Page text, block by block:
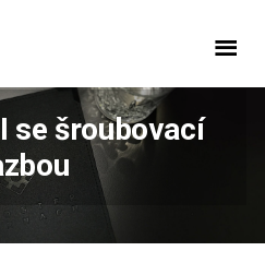
se šroubovací